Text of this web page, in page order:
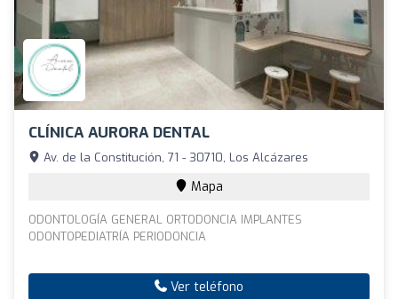
CLÍNICA AURORA DENTAL
Av. de la Constitución, 71 - 30710, Los Alcázares
Mapa
ODONTOLOGÍA GENERAL ORTODONCIA IMPLANTES
ODONTOPEDIATRÍA PERIODONCIA
Ver teléfono